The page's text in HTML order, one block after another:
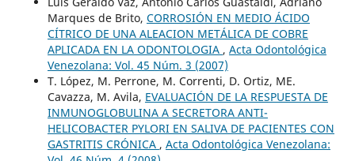
Marques de Brito, CORROSIÓN EN MEDIO ÁCIDO
CÍTRICO DE UNA ALEACION METÁLICA DE COBRE
APLICADA EN LA ODONTOLOGIA , Acta Odontológica
Venezolana: Vol. 45 Núm. 3 (2007)
T. López, M. Perrone, M. Correnti, D. Ortiz, ME.
Cavazza, M. Avila, EVALUACIÓN DE LA RESPUESTA DE
INMUNOGLOBULINA A SECRETORA ANTI-
HELICOBACTER PYLORI EN SALIVA DE PACIENTES CON
GASTRITIS CRÓNICA , Acta Odontológica Venezolana: